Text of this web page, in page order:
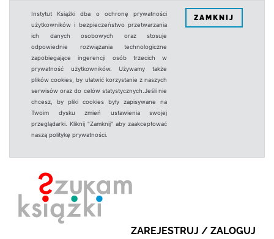
Instytut Książki dba o ochronę prywatności
użytkowników i bezpieczeństwo przetwarzania
ich danych osobowych oraz stosuje
odpowiednie rozwiązania technologiczne
zapobiegające ingerencji osób trzecich w
prywatność użytkowników. Używamy także
plików cookies, by ułatwić korzystanie z naszych
serwisów oraz do celów statystycznych.Jeśli nie
chcesz, by pliki cookies były zapisywane na
Twoim dysku zmień ustawienia swojej
przeglądarki. Kliknij "Zamknij" aby zaakceptować
naszą politykę prywatności.
ZAMKNIJ
ZAREJESTRUJ / ZALOGUJ